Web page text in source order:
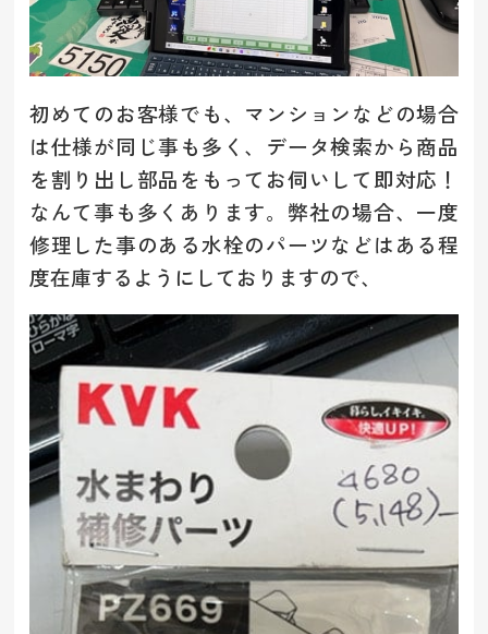
初めてのお客様でも、マンションなどの場合
は仕様が同じ事も多く、データ検索から商品
を割り出し部品をもってお伺いして即対応！
なんて事も多くあります。弊社の場合、一度
修理した事のある水栓のパーツなどはある程
度在庫するようにしておりますので、